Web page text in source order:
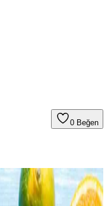
0 Beğen
Hazırlama